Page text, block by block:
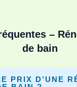
–
de bain
PRIX D’UNE